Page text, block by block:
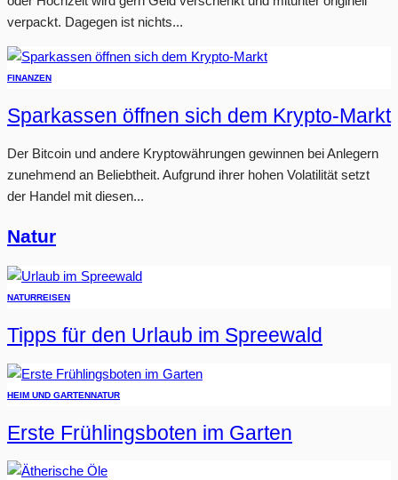
verpackt. Dagegen ist nichts...
FINANZEN
Sparkassen öffnen sich dem Krypto-Markt
Der Bitcoin und andere Kryptowährungen gewinnen bei Anlegern
zunehmend an Beliebtheit. Aufgrund ihrer hohen Volatilität setzt
der Handel mit diesen...
Natur
NATURREISEN
Tipps für den Urlaub im Spreewald
HEIM UND GARTENNATUR
Erste Frühlingsboten im Garten